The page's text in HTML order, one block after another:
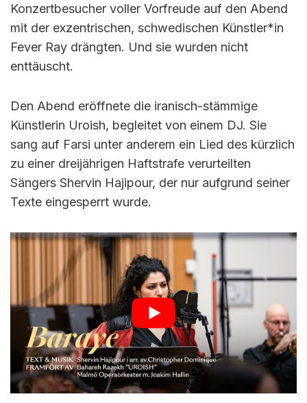
Konzertbesucher voller Vorfreude auf den Abend
mit der exzentrischen, schwedischen Künstler*in
Fever Ray drängten. Und sie wurden nicht
enttäuscht.
Den Abend eröffnete die iranisch-stämmige
Künstlerin Uroish, begleitet von einem DJ. Sie
sang auf Farsi unter anderem ein Lied des kürzlich
zu einer dreijährigen Haftstrafe verurteilten
Sängers Shervin Hajipour, der nur aufgrund seiner
Texte eingesperrt wurde.